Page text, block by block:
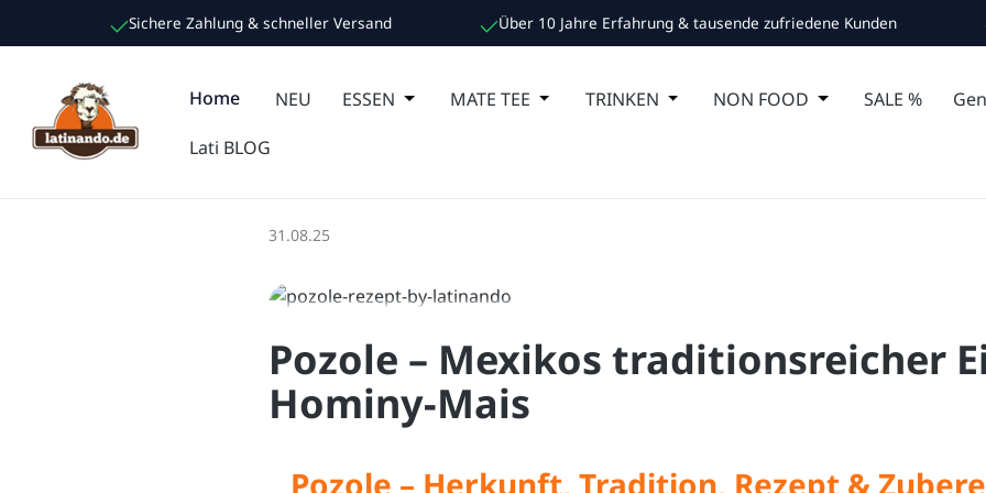
Hauptinhalt springen
Zur Suche springen
Zur Hauptnavigation springen
Sichere Zahlung & schneller Versand Über 10 Jahre Erfahrung & tausende zufriedene Kunden
Home NEU ESSEN Öffne oder Schließe das Dropdown der Kategorie ESSEN
MATE TEE Öffne oder Schließe das Dropdown der Kategorie
TRINKEN Öffne oder Schließe das Dropdown der
NON FOOD Öffne oder Schließe
SALE %
Lati BLOG
31.08.25
Pozole – Mexikos traditionsreicher
Hominy-Mais
Pozole – Herkunft, Tradition, Rezept &